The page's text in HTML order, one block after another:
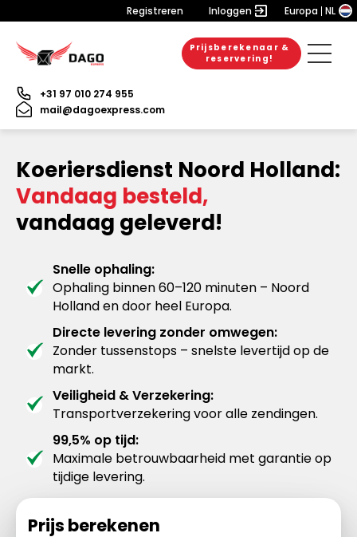
Registreren Inloggen Europa NL
Prijsberekenaar &
reservering!
+31 97 010 274 955
mail@dagoexpress.com
Koeriersdienst Noord Holland:
Vandaag besteld,
vandaag geleverd!
Snelle ophaling:
Ophaling binnen 60–120 minuten – Noord
Holland en door heel Europa.
Directe levering zonder omwegen:
Zonder tussenstops – snelste levertijd op de
markt.
Veiligheid & Verzekering:
Transportverzekering voor alle zendingen.
99,5% op tijd:
Maximale betrouwbaarheid met garantie op
tijdige levering.
Prijs berekenen